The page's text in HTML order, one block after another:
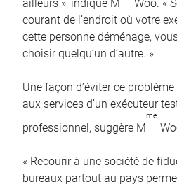
ailleurs », indique M
Woo. «
courant de l’endroit où votre
cette personne déménage,
choisir quelqu’un d’autre. »
Une façon d’éviter ce
aux services d’un exécuteur
professionnel, suggère M
me
« Recourir à une société de
bureaux partout au pays